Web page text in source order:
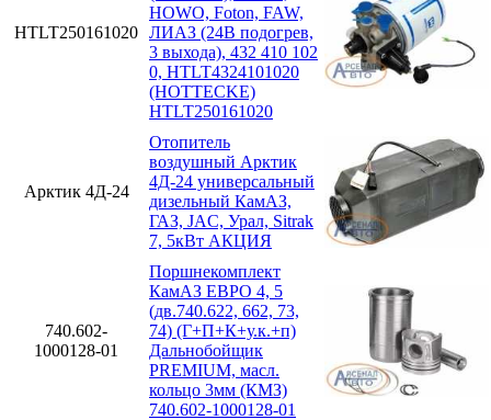
HTLT250161020
HOWO, Foton, FAW,
ЛИАЗ (24В подогрев,
3 выхода), 432 410 102
0, HTLT4324101020
(HOTTECKE)
HTLT250161020
Арктик 4Д-24
Отопитель
воздушный Арктик
4Д-24 универсальный
дизельный КамАЗ,
ГАЗ, JAC, Урал, Sitrak
7, 5кВт АКЦИЯ
740.602-
1000128-01
Поршнекомплект
КамАЗ ЕВРО 4, 5
(дв.740.622, 662, 73,
74) (Г+П+К+у.к.+п)
Дальнобойщик
PREMIUM, масл.
кольцо 3мм (КМЗ)
740.602-1000128-01